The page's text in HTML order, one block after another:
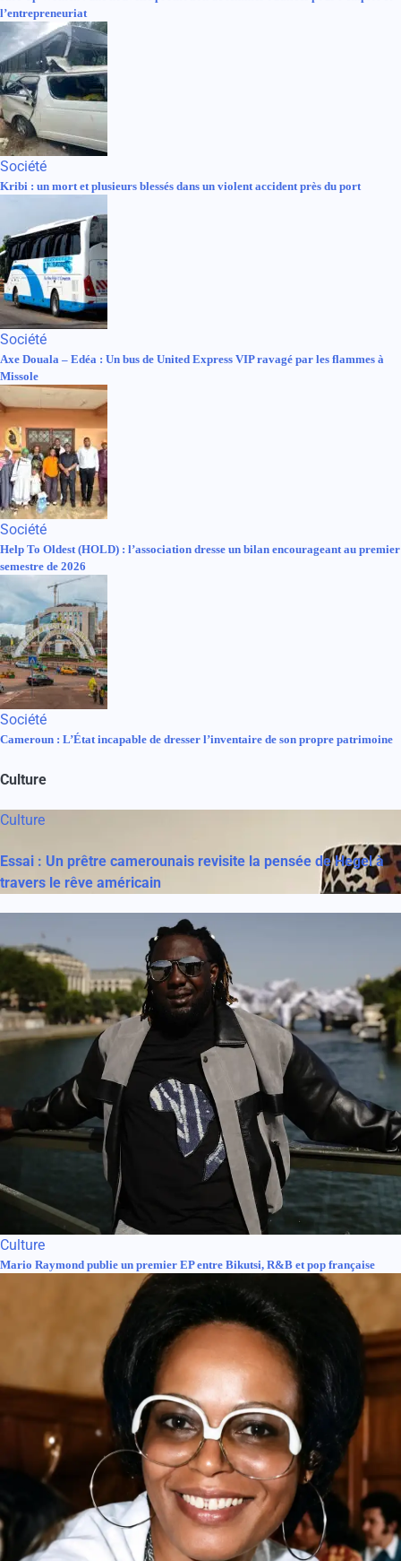
l’entrepreneuriat
Société
Kribi : un mort et plusieurs blessés dans un violent accident près du port
Société
Axe Douala – Edéa : Un bus de United Express VIP ravagé par les flammes à
Missole
Société
Help To Oldest (HOLD) : l’association dresse un bilan encourageant au premier
semestre de 2026
Société
Cameroun : L’État incapable de dresser l’inventaire de son propre patrimoine
Culture
Culture
Essai : Un prêtre camerounais revisite la pensée de Hegel à
travers le rêve américain
Culture
Mario Raymond publie un premier EP entre Bikutsi, R&B et pop française